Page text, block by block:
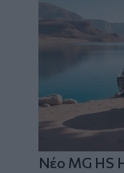
Νέο MG HS